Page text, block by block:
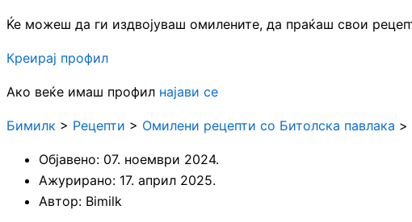
Ќе можеш да ги издвојуваш омилените, да праќаш свои
Креирај профил
Ако веќе имаш профил најави се
Бимилк > Рецепти > Омилени рецепти со Битолска павлака >
Објавено: 07. ноември 2024.
Ажурирано: 17. април 2025.
Автор: Bimilk